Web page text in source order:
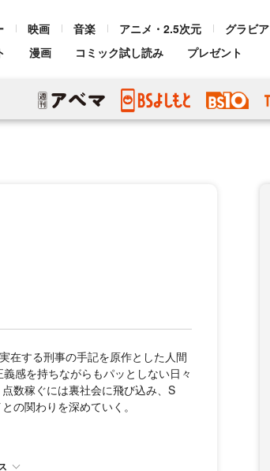
映画 音楽 アニメ・2.5次元 グラビア
漫画 コミック試し読み プレゼント
在する刑事の手記を原作とした人間
感を持ちながらもパッとしない日々
数稼ぐには裏社会に飛び込み、S
の関わりを深めていく。